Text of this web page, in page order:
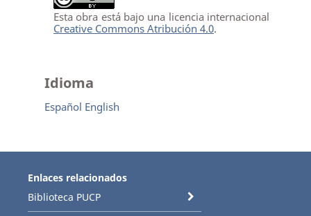
Esta obra está bajo una licencia internacional
Creative Commons Atribución 4.0.
Idioma
Español English
Enlaces relacionados
Biblioteca PUCP